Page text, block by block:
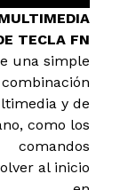
TECLA FN
una simple
combinación
y de
como los
comandos
al inicio